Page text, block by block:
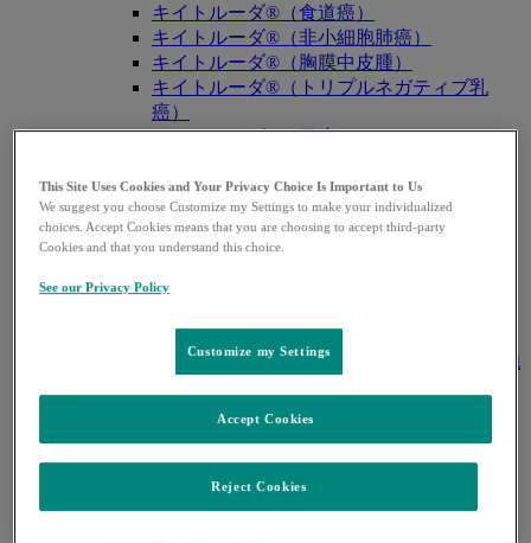
キイトルーダ®（食道癌）
キイトルーダ®（非小細胞肺癌）
キイトルーダ®（胸膜中皮腫）
キイトルーダ®（トリプルネガティブ乳
癌）
キイトルーダ®（胃癌）
キイトルーダ®（腎細胞癌）
キイトルーダ®（尿路上皮癌）
キイトルーダ®（子宮体癌）
キイトルーダ®（悪性黒色腫）
腫）
キイトルーダ®（原発性縦隔大細胞型B細胞
キイトルーダ®（MSI-High固形癌）
キイトルーダ®（TMB-High固形癌）
キャップバックス®
キュビシン®
This Site Uses Cookies and Your Privacy Choice Is Important to Us
We suggest you choose Customize my Settings to make your individualized
choices. Accept Cookies means that you are choosing to accept third-party
Cookies and that you understand this choice.
See our Privacy Policy
Customize my Settings
Reject Cookies
Accept Cookies